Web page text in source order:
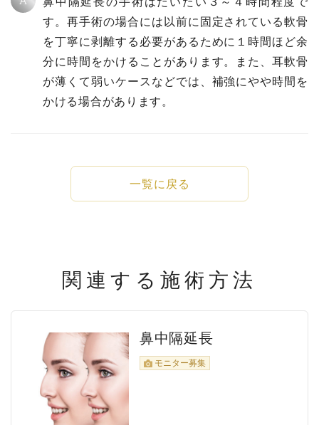
す。再手術の場合には以前に固定されている軟骨
を丁寧に剥離する必要があるために１時間ほど余
分に時間をかけることがあります。また、耳軟骨
が薄くて弱いケースなどでは、補強にやや時間を
かける場合があります。
一覧に戻る
関連する施術方法
鼻中隔延長
モニター募集